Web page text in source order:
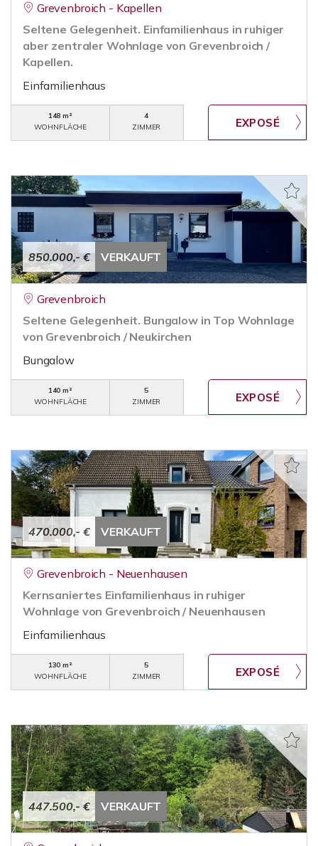
Grevenbroich - Kapellen
Seltene Gelegenheit. Einfamilienhaus in ruhiger
aber zentraler Wohnlage von Grevenbroich /
Kapellen.
Einfamilienhaus
148 m²
WOHNFLÄCHE
4
ZIMMER
850.000,- € VERKAUFT
Grevenbroich
Seltene Gelegenheit. Bungalow in Top Wohnlage
von Grevenbroich / Neukirchen
Bungalow
140 m²
WOHNFLÄCHE
5
ZIMMER
470.000,- € VERKAUFT
Grevenbroich - Neuenhausen
Kernsaniertes Einfamilienhaus in ruhiger
Wohnlage von Grevenbroich / Neuenhausen
Einfamilienhaus
130 m²
WOHNFLÄCHE
5
ZIMMER
447.500,- € VERKAUFT